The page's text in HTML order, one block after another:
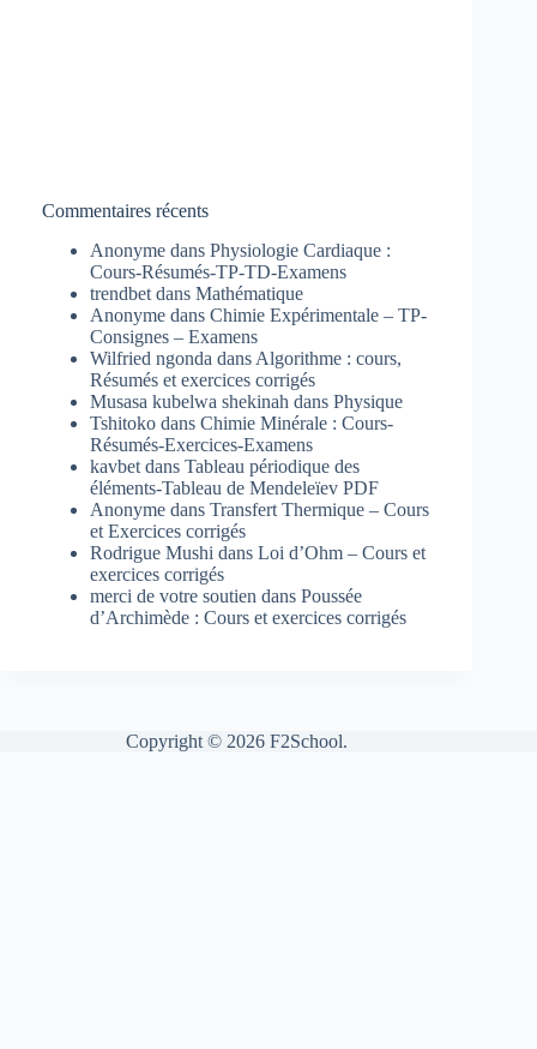
Commentaires récents
Anonyme dans Physiologie Cardiaque :
Cours-Résumés-TP-TD-Examens
trendbet dans Mathématique
Anonyme dans Chimie Expérimentale – TP-
Consignes – Examens
Wilfried ngonda dans Algorithme : cours,
Résumés et exercices corrigés
Musasa kubelwa shekinah dans Physique
Tshitoko dans Chimie Minérale : Cours-
Résumés-Exercices-Examens
kavbet dans Tableau périodique des
éléments-Tableau de Mendeleïev PDF
Anonyme dans Transfert Thermique – Cours
et Exercices corrigés
Rodrigue Mushi dans Loi d’Ohm – Cours et
exercices corrigés
merci de votre soutien dans Poussée
d’Archimède : Cours et exercices corrigés
Copyright © 2026 F2School.